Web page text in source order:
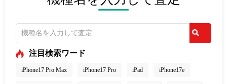
注目検索ワード
iPhone17 Pro Max iPhone17 Pro iPad iPhone17e